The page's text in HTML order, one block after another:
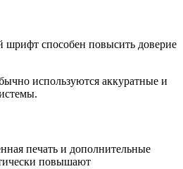
шрифт способен повысить доверие
используются аккуратные и
печать и дополнительные
повышают